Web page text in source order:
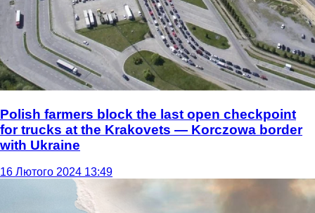
Polish farmers block the last open checkpoint
for trucks at the Krakovets — Korczowa border
with Ukraine
16 Лютого 2024 13:49